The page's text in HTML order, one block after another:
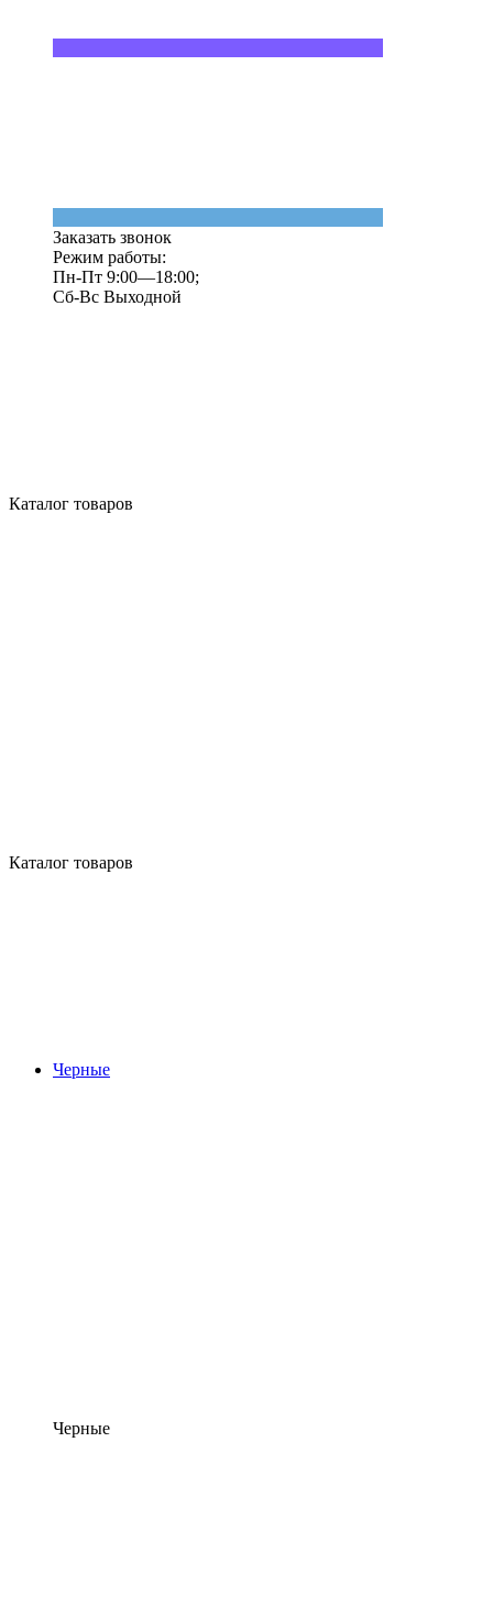
Заказать звонок
Режим работы:
Пн-Пт 9:00—18:00;
Сб-Вс Выходной
Каталог товаров
Каталог товаров
Черные
Черные